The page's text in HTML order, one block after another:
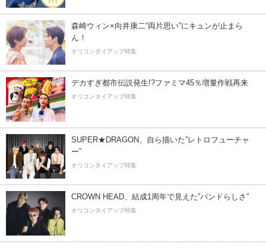
森崎ウィン×向井康二“両片思い”にキュンが止まら
ん！
オリコンタイアップ特集
デカすぎ都市伝説発生!?ファミマ45％増量作戦再来
オリコンタイアップ特集
SUPER★DRAGON、自ら描いた”レトロフューチャ
ー”
オリコンタイアップ特集
CROWN HEAD、結成1周年で見えた”バンドらしさ”
オリコンタイアップ特集